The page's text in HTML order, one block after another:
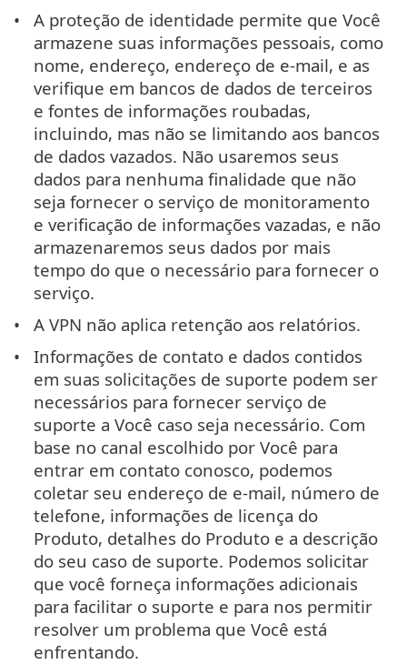
A proteção de identidade permite que Você
armazene suas informações pessoais, como
nome, endereço, endereço de e-mail, e as
verifique em bancos de dados de terceiros
e fontes de informações roubadas,
incluindo, mas não se limitando aos bancos
de dados vazados. Não usaremos seus
dados para nenhuma finalidade que não
seja fornecer o serviço de monitoramento
e verificação de informações vazadas, e não
armazenaremos seus dados por mais
tempo do que o necessário para fornecer o
serviço.
A VPN não aplica retenção aos relatórios.
Informações de contato e dados contidos
em suas solicitações de suporte podem ser
necessários para fornecer serviço de
suporte a Você caso seja necessário. Com
base no canal escolhido por Você para
entrar em contato conosco, podemos
coletar seu endereço de e-mail, número de
telefone, informações de licença do
Produto, detalhes do Produto e a descrição
do seu caso de suporte. Podemos solicitar
que você forneça informações adicionais
para facilitar o suporte e para nos permitir
resolver um problema que Você está
enfrentando.